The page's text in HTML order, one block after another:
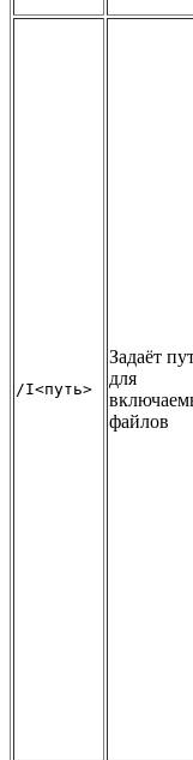
/I<путь>
Задаёт
для
файлов